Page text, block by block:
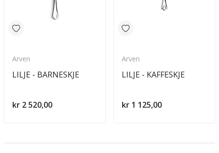
LILJE - BARNESKJE
Arven
kr 2 520,00
LILJE - KAFFESKJE
Arven
kr 1 125,00